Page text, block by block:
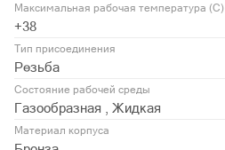
Максимальная рабочая температура (С)
+38
Тип присоединения
Резьба
Состояние рабочей среды
Газообразная , Жидкая
Материал корпуса